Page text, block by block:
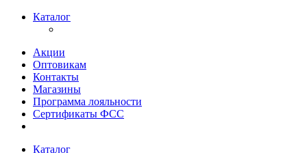
Каталог
Акции
Оптовикам
Контакты
Магазины
Программа лояльности
Сертификаты ФСС
Каталог